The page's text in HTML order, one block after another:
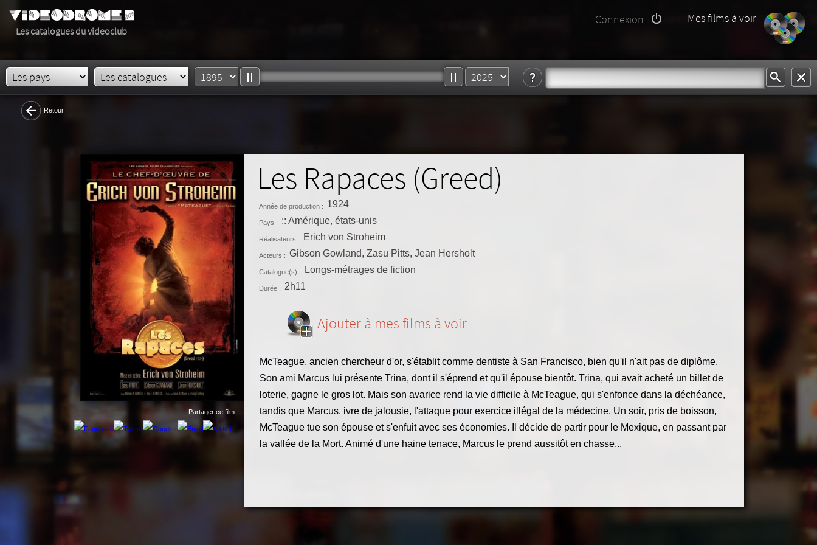
Les catalogues du videoclub
Mes films à voir
Connexion
Retour
Partager ce film
Les Rapaces (Greed)
Année de production : 1924
Pays : :: Amérique, états-unis
Réalisateurs : Erich von Stroheim
Acteurs : Gibson Gowland, Zasu Pitts, Jean Hersholt
Catalogue(s) : Longs-métrages de fiction
Durée : 2h11
Ajouter à mes films à voir
McTeague, ancien chercheur d'or, s'établit comme dentiste à San Francisco, bien qu'il n'ait pas de diplôme.
Son ami Marcus lui présente Trina, dont il s'éprend et qu'il épouse bientôt. Trina, qui avait acheté un billet de
loterie, gagne le gros lot. Mais son avarice rend la vie difficile à McTeague, qui s'enfonce dans la déchéance,
tandis que Marcus, ivre de jalousie, l'attaque pour exercice illégal de la médecine. Un soir, pris de boisson,
McTeague tue son épouse et s'enfuit avec ses économies. Il décide de partir pour le Mexique, en passant par
la vallée de la Mort. Animé d'une haine tenace, Marcus le prend aussitôt en chasse...